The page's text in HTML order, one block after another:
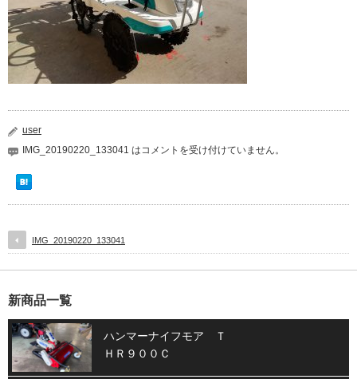
user
IMG_20190220_133041 はコメントを受け付けていません。
IMG_20190220_133041
新商品一覧
ハンマーナイフモア Ｔ
ＨＲ９００Ｃ